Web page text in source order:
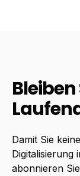
Damit Sie
Digitalisierung
abonnieren